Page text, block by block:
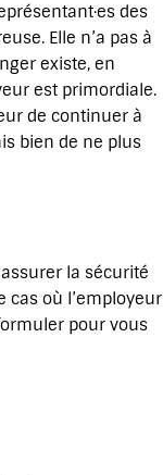
des
Elle n’a pas à
existe, en
est primordiale.
de continuer à
bien de ne plus
la sécurité
cas où l’employeur
pour vous